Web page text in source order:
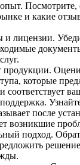
Посмотрите,
и какие
и лицензии.
продукции.
которые
соответствует
после
возникшие
подход.